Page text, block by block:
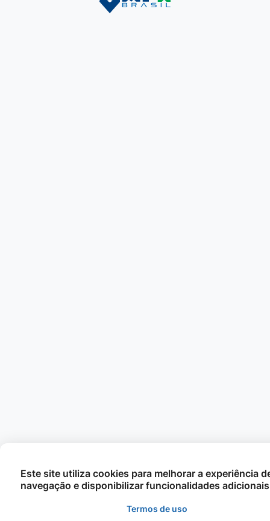
Este site utiliza cookies para melhorar a experiência
navegação e disponibilizar funcionalidades adicionais
Termos de uso